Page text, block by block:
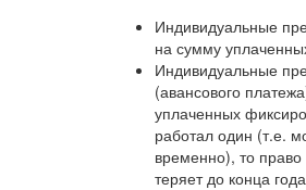
Индивидуальные
на сумму
Индивидуальные
(авансового
уплаченных
работал один (т.е.
временно), то
теряет до конца